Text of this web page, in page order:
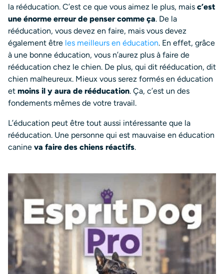
la rééducation. C’est ce que vous aimez le plus, mais c’est
une énorme erreur de penser comme ça. De la
rééducation, vous devez en faire, mais vous devez
également être les meilleurs en éducation. En effet, grâce
à une bonne éducation, vous n’aurez plus à faire de
rééducation chez le chien. De plus, qui dit rééducation, dit
chien malheureux. Mieux vous serez formés en éducation
et moins il y aura de rééducation. Ça, c’est un des
fondements mêmes de votre travail.
L’éducation peut être tout aussi intéressante que la
rééducation. Une personne qui est mauvaise en éducation
canine va faire des chiens réactifs.